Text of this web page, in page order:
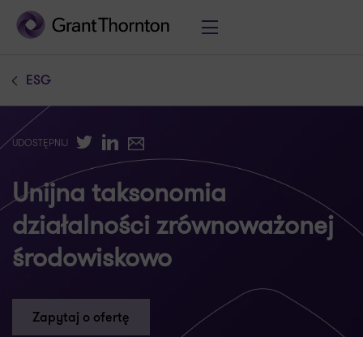
ESG
UDOSTĘPNIJ TwitterLinkedIn
E-mail
Unijna taksonomia
działalności zrównoważonej
środowiskowo
Zapytaj o ofertę